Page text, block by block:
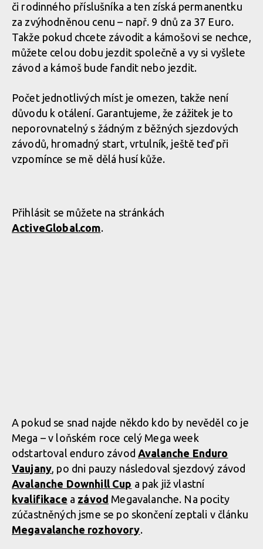
či rodinného příslušníka a ten získá permanentku
za zvýhodněnou cenu – např. 9 dnů za 37 Euro.
Takže pokud chcete závodit a kámošovi se nechce,
můžete celou dobu jezdit společně a vy si vyšlete
závod a kámoš bude fandit nebo jezdit.
Počet jednotlivých míst je omezen, takže není
důvodu k otálení. Garantujeme, že zážitek je to
neporovnatelný s žádným z běžných sjezdových
závodů, hromadný start, vrtulník, ještě teď při
vzpomínce se mě dělá husí kůže.
Přihlásit se můžete na stránkách
ActiveGlobal.com.
A pokud se snad najde někdo kdo by nevěděl co je
Mega – v loňském roce celý Mega week
odstartoval enduro závod Avalanche Enduro
Vaujany , po dni pauzy následoval sjezdový závod
Avalanche Downhill Cup a pak již vlastní
kvalifikace a závod Megavalanche. Na pocity
zúčastněných jsme se po skončení zeptali v článku
Megavalanche rozhovory.